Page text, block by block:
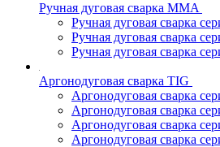
Ручная дуговая сварка MMA
Ручная дуговая сварка
Ручная дуговая сварка
Ручная дуговая сварка
Аргонодуговая сварка TIG
Аргонодуговая сварка
Аргонодуговая сварка
Аргонодуговая сварка
Аргонодуговая сварка